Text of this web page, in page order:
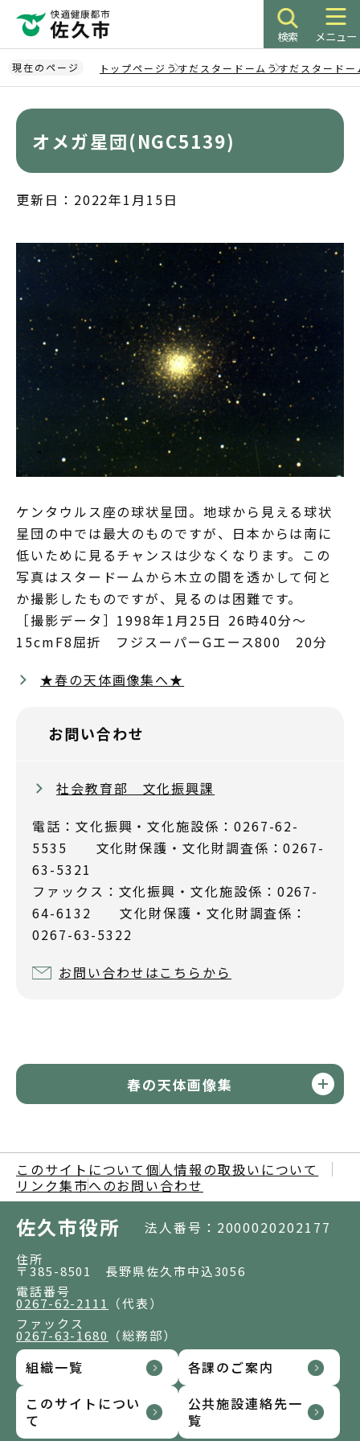
ペ
ー
ジ
検索 メニュー
現在のページ トップページ うすだスタードーム うすだスタード
オメガ星団(NGC5139)
更新日：2022年1月15日
ケンタウルス座の球状星団。地球から見える球状
星団の中では最大のものですが、日本からは南に
低いために見るチャンスは少なくなります。この
写真はスタードームから木立の間を透かして何と
か撮影したものですが、見るのは困難です。
［撮影データ］1998年1月25日 26時40分～
15cmF8屈折 フジスーパーGエース800 20分
★春の天体画像集へ★
お問い合わせ
社会教育部 文化振興課
電話：文化振興・文化施設係：0267-62-
5535 文化財保護・文化財調査係：0267-
63-5321
ファックス：文化振興・文化施設係：0267-
64-6132 文化財保護・文化財調査係：
0267-63-5322
お問い合わせはこちらから
春の天体画像集
このサイトについて 個人情報の取扱いについて
リンク集市へのお問い合わせ
佐久市役所 法人番号：2000020202177
住所
〒385-8501 長野県佐久市中込3056
電話番号
0267-62-2111
（代表）
ファックス
0267-63-1680 （総務部）
組織一覧
各課のご案内
このサイトについ
て
公共施設連絡先一
覧